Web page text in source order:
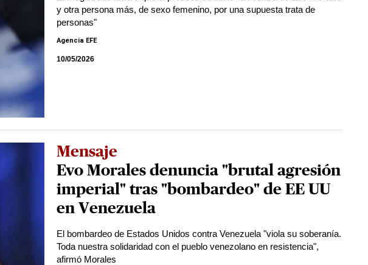
y otra persona más, de sexo femenino, por una supuesta trata de
personas"
Agencia EFE
10/05/2026
Mensaje
Evo Morales denuncia "brutal agresión
imperial" tras "bombardeo" de EE UU
en Venezuela
El bombardeo de Estados Unidos contra Venezuela "viola su soberanía.
Toda nuestra solidaridad con el pueblo venezolano en resistencia",
afirmó Morales